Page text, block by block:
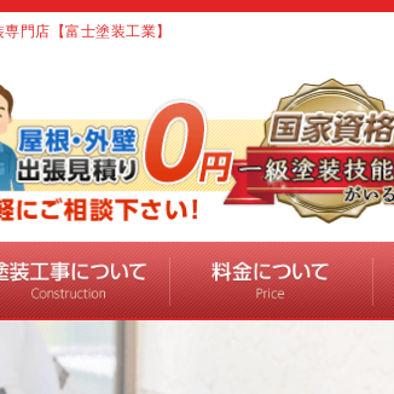
門店【富士塗装工業】